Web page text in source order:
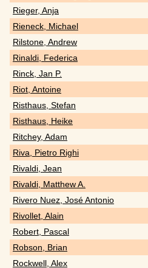
Rieger, Anja
Rieneck, Michael
Rilstone, Andrew
Rinaldi, Federica
Rinck, Jan P.
Riot, Antoine
Risthaus, Stefan
Risthaus, Heike
Ritchey, Adam
Riva, Pietro Righi
Rivaldi, Jean
Rivaldi, Matthew A.
Rivero Nuez, José Antonio
Rivollet, Alain
Robert, Pascal
Robson, Brian
Rockwell, Alex